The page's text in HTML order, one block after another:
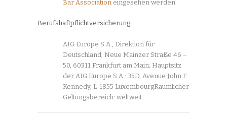
Bar Association eingesehen werden.
Berufshaftpflichtversicherung:
AIG Europe S.A., Direktion für
Deutschland, Neue Mainzer Straße 46 –
50, 60311 Frankfurt am Main; Hauptsitz
der AIG Europe S.A.: 35D, Avenue John F.
Kennedy, L-1855 LuxembourgRäumlicher
Geltungsbereich: weltweit.